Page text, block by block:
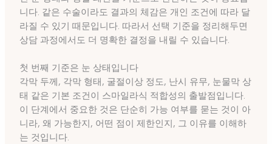
니다. 같은 수술이라도 결과의 체감은 개인 조건에 따라 달
라질 수 있기 때문입니다. 따라서 선택 기준을 정리해두면
상담 과정에서도 더 명확한 결정을 내릴 수 있습니다.
첫 번째 기준은 눈 상태입니다
각막 두께, 각막 형태, 굴절이상 정도, 난시 유무, 눈물막 상
태 같은 기본 조건이 스마일라식 적합성의 출발점입니다.
이 단계에서 중요한 것은 단순히 가능 여부를 묻는 것이 아
니라, 왜 가능한지, 어떤 점이 제한인지, 그 이유를 이해하
는 것입니다.